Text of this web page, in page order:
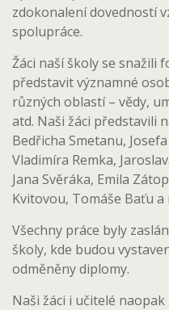
zdokonalení dovedností
spolupráce.
Žáci naší školy se snažili
představit významné
různých oblastí – vědy,
atd. Naši žáci představili
Bedřicha Smetanu,
Vladimíra Remka,
Jana Svěráka, Emila
Kvitovou, Tomáše Baťu a
Všechny práce byly
školy, kde budou
odměněny diplomy.
Naši žáci i učitelé